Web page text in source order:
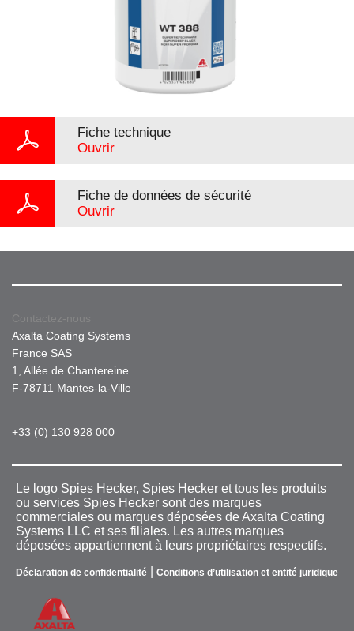
Fiche technique
Ouvrir
Fiche de données de sécurité
Ouvrir
Contactez-nous
Axalta Coating Systems
France SAS
1, Allée de Chantereine
F-78711 Mantes-la-Ville
+33 (0) 130 928 000
Le logo Spies Hecker, Spies Hecker et tous les produits
ou services Spies Hecker sont des marques
commerciales ou marques déposées de Axalta Coating
Systems LLC et ses filiales. Les autres marques
déposées appartiennent à leurs propriétaires respectifs.
Déclaration de confidentialité Conditions d’utilisation et entité juridique